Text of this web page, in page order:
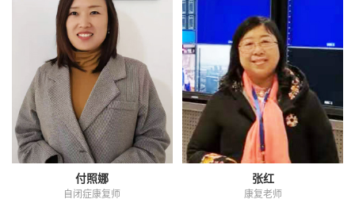
付照娜
自闭症康复师
张红
康复老师